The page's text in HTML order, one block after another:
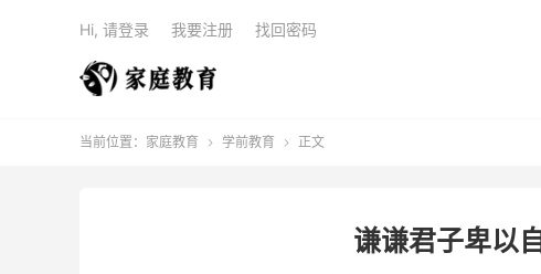
Hi, 请登录 我要注册 找回密码
当前位置： 家庭教育  学前教育  正文
谦谦君子卑以